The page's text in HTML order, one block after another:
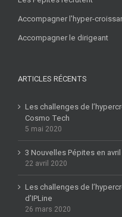
Accompagner l'hyper-
Accompagner le dirigeant
ARTICLES RÉCENTS
Les challenges de
Cosmo Tech
5 mai 2020
3 Nouvelles Pépites en avril
22 avril 2020
Les challenges de
d’IPLine
26 mars 2020